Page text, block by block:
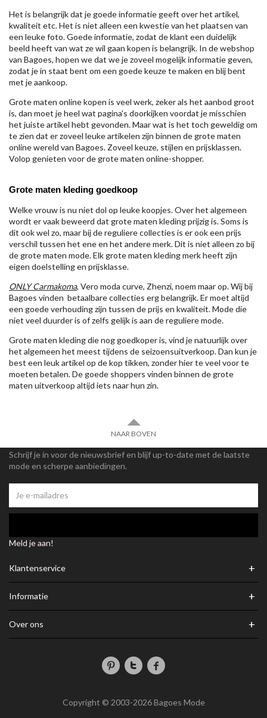
Het is belangrijk dat je goede informatie geeft over het artikel,
kwaliteit etc. Het is niet alleen een kwestie van het plaatsen van
een leuke foto. Goede informatie, zodat de klant een duidelijk
beeld heeft van wat ze wil gaan kopen is belangrijk. In de webshop
van Bagoes, hopen we dat we je zoveel mogelijk informatie geven,
zodat je in staat bent om een goede keuze te maken en blij bent
met je aankoop.
Grote maten online kopen is veel werk, zeker als het aanbod groot
is, dan moet je heel wat pagina's doorkijken voordat je misschien
het juiste artikel hebt gevonden. Maar wat is het toch geweldig om
te zien dat er zoveel leuke artikelen zijn binnen de grote maten
online wereld van Bagoes. Zoveel keuze, stijlen en prijsklassen.
Volop genieten voor de grote maten online-shopper.
Grote maten kleding goedkoop
Welke vrouw is nu niet dol op leuke koopjes. Over het algemeen
wordt er vaak beweerd dat grote maten kleding prijzig is. Soms is
dit ook wel zo, maar bij de reguliere collecties is er ook een prijs
verschil tussen het ene en het andere merk. Dit is niet alleen zo bij
de grote maten mode. Elk grote maten kleding merk heeft zijn
eigen doelstelling en prijsklasse.
ONLY Carmakoma, Vero moda curve, Zhenzi, noem maar op. Wij bij
Bagoes vinden betaalbare collecties erg belangrijk. Er moet altijd
een goede verhouding zijn tussen de prijs en kwaliteit. Mode die
niet veel duurder is of zelfs gelijk is aan de reguliere mode.
Grote maten kleding die nog goedkoper is, vind je natuurlijk over
het algemeen het meest tijdens de seizoensuitverkoop. Dan kun je
best een leuk artikel op de kop tikken, zonder hier te veel voor te
moeten betalen. De goede shoppers vinden binnen de grote
maten uitverkoop altijd iets naar hun zin.
NAAR BOVEN
Schrijf je in voor de nieuwsbrief en blijf up-to-date met de laatste
mode en scherpe aanbiedingen.
Meld je aan!
Klantenservice +
Informatie +
Over ons +
Copyright © 2003-2026 Bagoes Mode